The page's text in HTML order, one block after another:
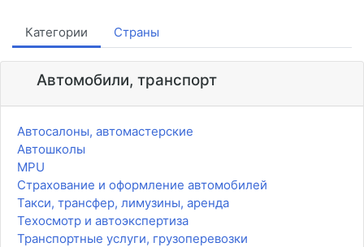
Категории Страны
Автомобили, транспорт
Автосалоны, автомастерские
Автошколы
MPU
Страхование и оформление автомобилей
Такси, трансфер, лимузины, аренда
Техосмотр и автоэкспертиза
Транспортные услуги, грузоперевозки